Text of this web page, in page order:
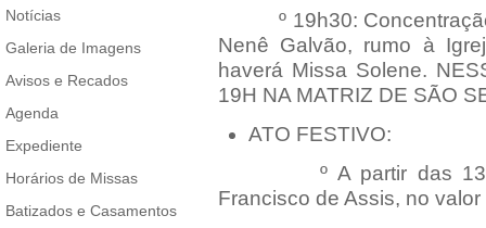
Notícias
Galeria de Imagens
Avisos e Recados
Agenda
Expediente
Horários de Missas
Batizados e Casamentos
º 19h30: Concentração
Nenê Galvão, rumo à
haverá Missa Solene.
19H NA MATRIZ DE SÃO
ATO FESTIVO:
º A partir das 13h:
Francisco de Assis, no